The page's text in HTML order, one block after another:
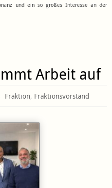
und ein so großes Interesse an der
Arbeit auf
Fraktion, Fraktionsvorstand